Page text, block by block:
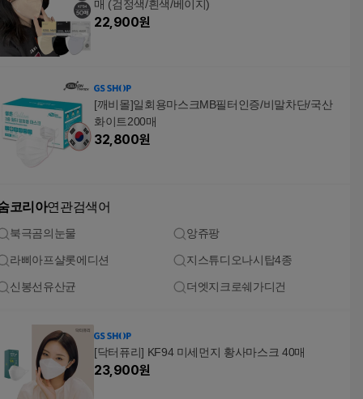
매 (검정색/흰색/베이지)
22,900원
[깨비몰]일회용마스크MB필터인증/비말차단/국산
화이트200매
32,800원
코리아연관검색어
북극곰의눈물 앙쥬팡
라삐아프샬롯에디션 지스튜디오나시탑4종
신봉선유산균 더엣지크로쉐가디건
[닥터퓨리] KF94 미세먼지 황사마스크 40매
23,900원